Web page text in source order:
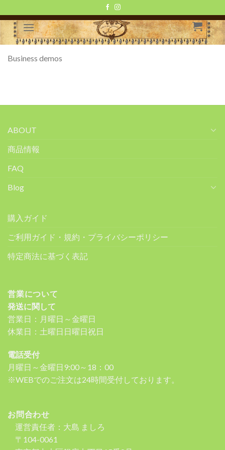
to
content
Business demos
ABOUT
商品情報
FAQ
Blog
購入ガイド
ご利用ガイド・規約・プライバシーポリシー
特定商法に基づく表記
営業について
発送に関して
営業日：月曜日～金曜日
休業日：土曜日日曜日祝日
電話受付
月曜日～金曜日9:00～18：00
※WEBでのご注文は24時間受付しております。
お問合わせ
運営責任者：大島 ましろ
〒104-0061